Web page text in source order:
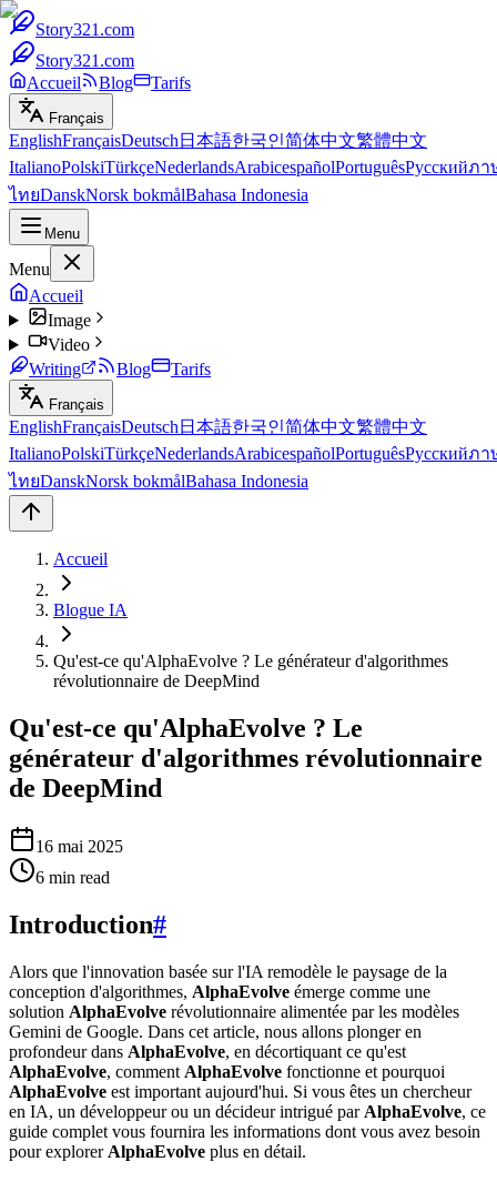
Story321.com
Story321.com
Accueil
Blog Tarifs
Français
EnglishFrançaisDeutsch 日本語한국인简体中文繁體中文
ItalianoPolskiTürkçeNederlandsArabicespañolPortuguêsРусскийภา
ไทยDanskNorsk bokmålBahasa Indonesia
Menu
Menu
Accueil
Image
Video
Writing
Blog Tarifs
Français
EnglishFrançaisDeutsch 日本語한국인简体中文繁體中文
ItalianoPolskiTürkçeNederlandsArabicespañolPortuguêsРусскийภา
ไทยDanskNorsk bokmålBahasa Indonesia
Accueil
Blogue IA
Qu'est-ce qu'AlphaEvolve ? Le générateur d'algorithmes
révolutionnaire de DeepMind
Qu'est-ce qu'AlphaEvolve ? Le
générateur d'algorithmes révolutionnaire
de DeepMind
16 mai 2025
6 min read
Introduction#
Alors que l'innovation basée sur l'IA remodèle le paysage de la
conception d'algorithmes, AlphaEvolve émerge comme une
solution AlphaEvolve révolutionnaire alimentée par les modèles
Gemini de Google. Dans cet article, nous allons plonger en
profondeur dans AlphaEvolve, en décortiquant ce qu'est
AlphaEvolve, comment AlphaEvolve fonctionne et pourquoi
AlphaEvolve est important aujourd'hui. Si vous êtes un chercheur
en IA, un développeur ou un décideur intrigué par AlphaEvolve, ce
guide complet vous fournira les informations dont vous avez besoin
pour explorer AlphaEvolve plus en détail.